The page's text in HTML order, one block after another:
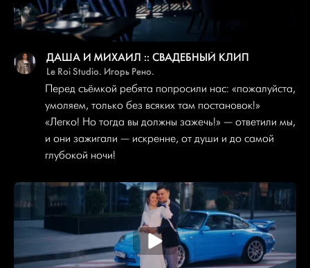
ДАША И МИХАИЛ :: СВАДЕБНЫЙ КЛИП
Le Roi Studio. Игорь Рено.
Перед съёмкой ребята попросили нас: «пожалуйста,
умоляем, только без всяких там постановок!»
«Легко! Но тогда вы должны зажечь!» — ответили мы,
и они зажигали — искренне, от души и до самой
глубокой ночи!